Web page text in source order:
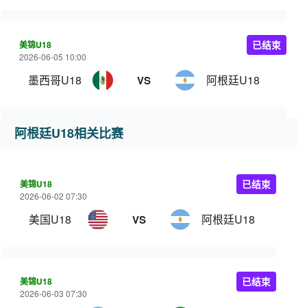
美锦U18
2026-06-05 10:00
墨西哥U18 VS 阿根廷U18
已结束
阿根廷U18相关比赛
美锦U18
2026-06-02 07:30
美国U18 VS 阿根廷U18
已结束
美锦U18
2026-06-03 07:30
已结束